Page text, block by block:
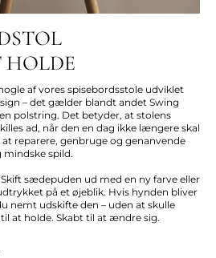
HOLDE
af vores spisebordsstole udviklet
– det gælder blandt andet Swing
polstring. Det betyder, at stolens
ad, når den en dag ikke længere skal
reparere, genbruge og genanvende
mindske spild.
sædepuden ud med en ny farve eller
på et øjeblik. Hvis hynden bliver
nemt udskifte den – uden at skulle
at holde. Skabt til at ændre sig.